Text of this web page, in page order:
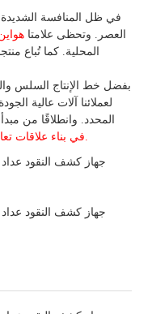
في ظل المنافسة
العصر. وتحظى علامتا
المحلية. كما تُباع
بفضل خط الإنتاج السلس
لعملائنا آلات عالية
المحدد. وانطلاقًا من
في بناء علاقات